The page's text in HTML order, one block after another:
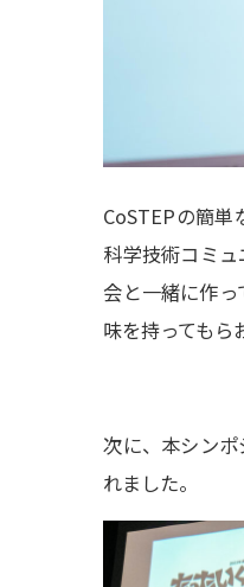
CoSTEPの簡
科学技術コミ
会と一緒に作
味を持ってもら
次に、本シン
れました。